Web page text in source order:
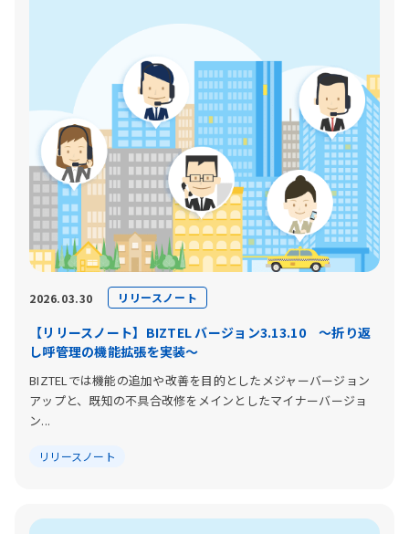
2026.03.30 リリースノート
【リリースノート】BIZTEL バージョン3.13.10 〜折り返
し呼管理の機能拡張を実装〜
BIZTELでは機能の追加や改善を目的としたメジャーバージョン
アップと、既知の不具合改修をメインとしたマイナーバージョ
ン...
リリースノート